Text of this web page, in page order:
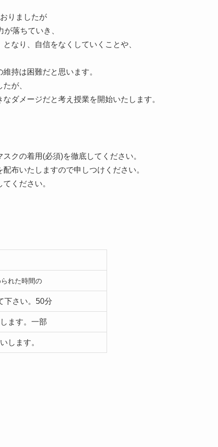
りましたが
落ちていき、
なり、自信をなくしていくことや、
持は困難だと思います。
が、
ダメージだと考え授業を開始いたします。
クの着用(必須)を徹底してください。
布いたしますので申しつけください。
ください。
れた時間の
下さい。50分
ます。一部
します。